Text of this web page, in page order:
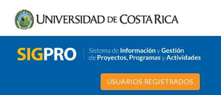
USUARIOS REGISTRADOS